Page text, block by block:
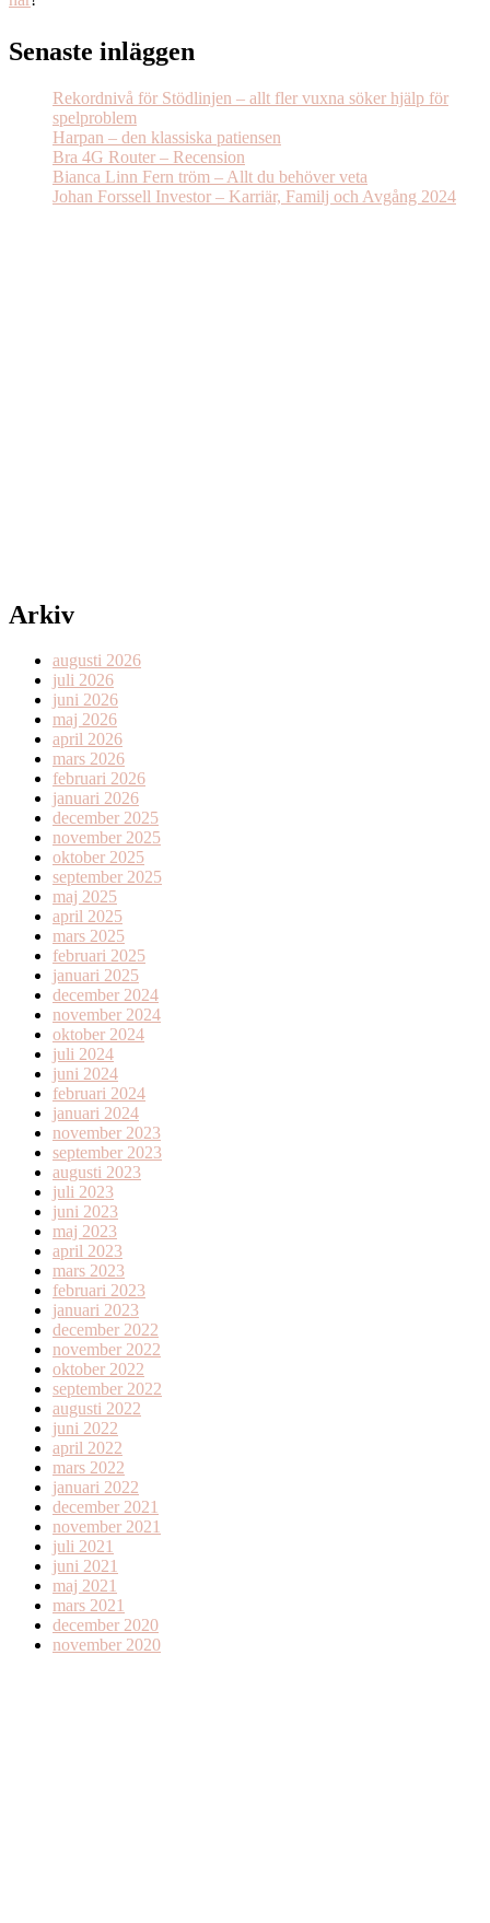
Senaste inläggen
Rekordnivå för Stödlinjen – allt fler vuxna söker hjälp för
spelproblem
Harpan – den klassiska patiensen
Bra 4G Router – Recension
Bianca Linn Fern tröm – Allt du behöver veta
Johan Forssell Investor – Karriär, Familj och Avgång 2024
Arkiv
augusti 2026
juli 2026
juni 2026
maj 2026
april 2026
mars 2026
februari 2026
januari 2026
december 2025
november 2025
oktober 2025
september 2025
maj 2025
april 2025
mars 2025
februari 2025
januari 2025
december 2024
november 2024
oktober 2024
juli 2024
juni 2024
februari 2024
januari 2024
november 2023
september 2023
augusti 2023
juli 2023
juni 2023
maj 2023
april 2023
mars 2023
februari 2023
januari 2023
december 2022
november 2022
oktober 2022
september 2022
augusti 2022
juni 2022
april 2022
mars 2022
januari 2022
december 2021
november 2021
juli 2021
juni 2021
maj 2021
mars 2021
december 2020
november 2020